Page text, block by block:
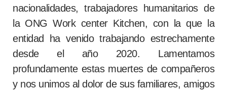
nacionalidades, trabajadores humanitarios de
la ONG Work center Kitchen, con la que la
entidad ha venido trabajando estrechamente
desde el año 2020. Lamentamos
profundamente estas muertes de compañeros
y nos unimos al dolor de sus familiares, amigos